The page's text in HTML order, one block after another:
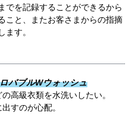
でを記録することができるから
こと、またお客さまからの指摘
ます。
バブルWウォッシュ
高級衣類を水洗いしたい。
すのが心配。